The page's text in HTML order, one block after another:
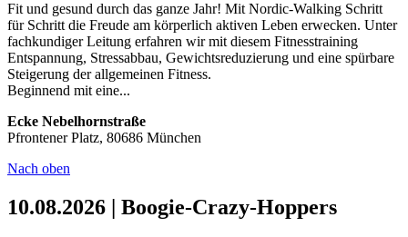
Fit und gesund durch das ganze Jahr! Mit Nordic-Walking Schritt
für Schritt die Freude am körperlich aktiven Leben erwecken. Unter
fachkundiger Leitung erfahren wir mit diesem Fitnesstraining
Entspannung, Stressabbau, Gewichtsreduzierung und eine spürbare
Steigerung der allgemeinen Fitness.
Beginnend mit eine...
Ecke Nebelhornstraße
Pfrontener Platz, 80686 München
Nach oben
10.08.2026 | Boogie-Crazy-Hoppers